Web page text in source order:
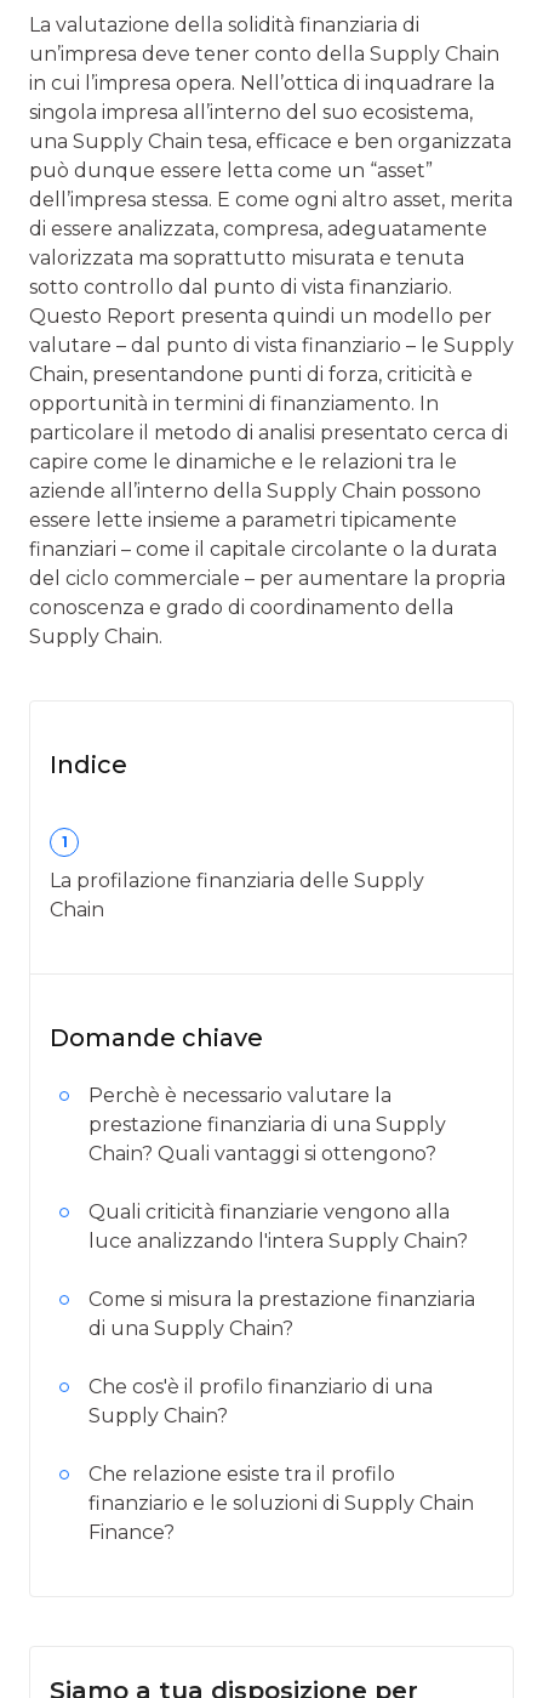
La valutazione della solidità finanziaria di
un’impresa deve tener conto della Supply Chain
in cui l’impresa opera. Nell’ottica di inquadrare la
singola impresa all’interno del suo ecosistema,
una Supply Chain tesa, efficace e ben organizzata
può dunque essere letta come un “asset”
dell’impresa stessa. E come ogni altro asset, merita
di essere analizzata, compresa, adeguatamente
valorizzata ma soprattutto misurata e tenuta
sotto controllo dal punto di vista finanziario.
Questo Report presenta quindi un modello per
valutare – dal punto di vista finanziario – le Supply
Chain, presentandone punti di forza, criticità e
opportunità in termini di finanziamento. In
particolare il metodo di analisi presentato cerca di
capire come le dinamiche e le relazioni tra le
aziende all’interno della Supply Chain possono
essere lette insieme a parametri tipicamente
finanziari – come il capitale circolante o la durata
del ciclo commerciale – per aumentare la propria
conoscenza e grado di coordinamento della
Supply Chain.
Indice
1
La profilazione finanziaria delle Supply
Chain
Domande chiave
Perchè è necessario valutare la
prestazione finanziaria di una Supply
Chain? Quali vantaggi si ottengono?
Quali criticità finanziarie vengono alla
luce analizzando l'intera Supply Chain?
Come si misura la prestazione finanziaria
di una Supply Chain?
Che cos'è il profilo finanziario di una
Supply Chain?
Che relazione esiste tra il profilo
finanziario e le soluzioni di Supply Chain
Finance?
Siamo a tua disposizione per